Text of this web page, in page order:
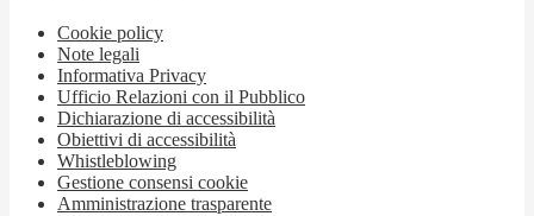
Cookie policy
Note legali
Informativa Privacy
Ufficio Relazioni con il Pubblico
Dichiarazione di accessibilità
Obiettivi di accessibilità
Whistleblowing
Gestione consensi cookie
Amministrazione trasparente